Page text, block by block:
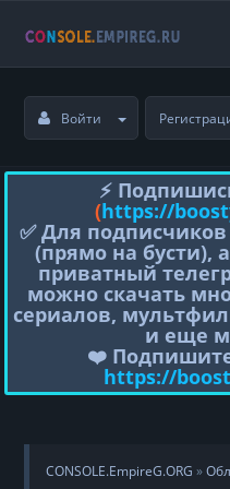
Войти
⚡️
(https://
✅ Для
(прямо на бусти),
приватный
можно скачать
сериалов,
и еще
❤️
https://
CONSOLE.EmpireG.ORG »